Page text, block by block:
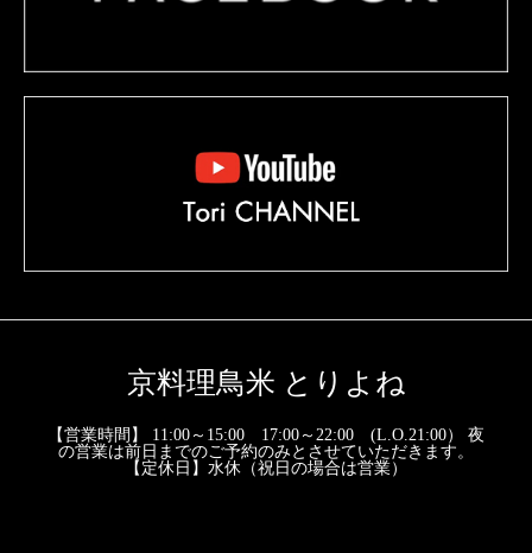
京料理鳥米 とりよね
【営業時間】 11:00～15:00 17:00～22:00 (L.O.21:00） 夜
の営業は前日までのご予約のみとさせていただきます。
【定休日】水休（祝日の場合は営業）